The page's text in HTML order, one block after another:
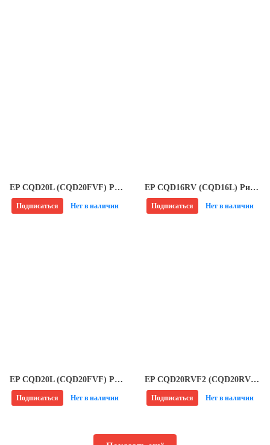
EP CQD20L (CQD20FVF) Ричтрак
Подписаться Нет в наличии
EP CQD16RV (CQD16L) Ричтрак
Подписаться Нет в наличии
EP CQD20L (CQD20FVF) Ричтрак
Подписаться Нет в наличии
EP CQD20RVF2 (CQD20RV) Ричтрак
Подписаться Нет в наличии